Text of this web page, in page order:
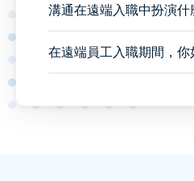
溝通在遠端入職中扮演什
在遠端員工入職期間，你